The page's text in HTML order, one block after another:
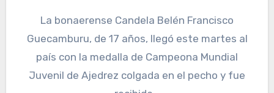
La bonaerense Candela Belén Francisco
Guecamburu, de 17 años, llegó este martes al
país con la medalla de Campeona Mundial
Juvenil de Ajedrez colgada en el pecho y fue